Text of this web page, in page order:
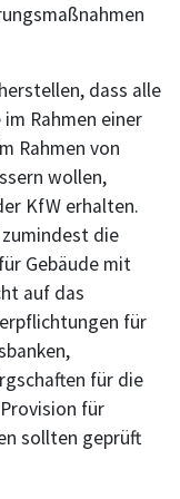
dass alle
Rahmen einer
Rahmen von
wollen,
KfW erhalten.
die
Gebäude mit
auf das
für
für die
für
sollten geprüft